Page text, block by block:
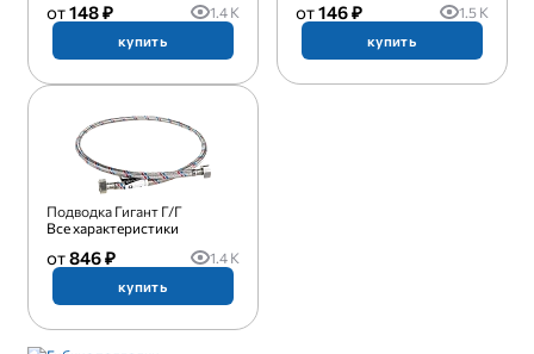
148 ₽
1.4 K
купить
146 ₽
1.5 K
купить
Подводка Гигант Г/Г
Все характеристики
846 ₽
1.4 K
купить